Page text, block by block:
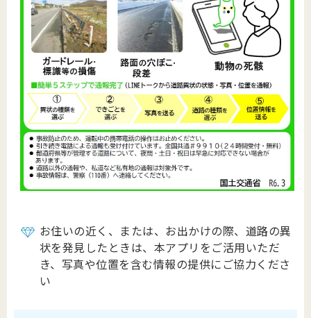
お住いの近く、または、お出かけの際、道路の異
状を発見したときは、本アプリをご活用いただ
き、写真や位置を含む情報の提供にご協力くださ
い